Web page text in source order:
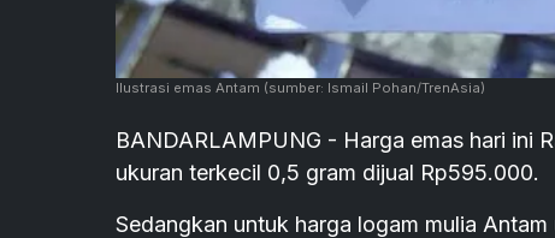
Ilustrasi emas Antam (sumber: Ismail Pohan/TrenAsia)
BANDARLAMPUNG - Harga emas hari ini
ukuran terkecil 0,5 gram dijual Rp595.000.
Sedangkan untuk harga logam mulia